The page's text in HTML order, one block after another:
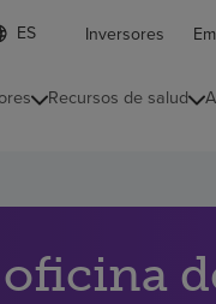
Inversores
Recursos de salud